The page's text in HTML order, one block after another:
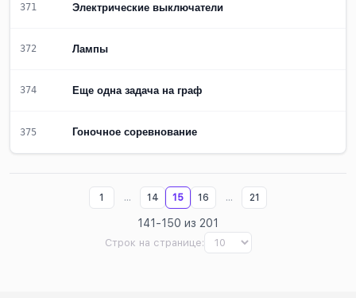
371 Электрические выключатели
372 Лампы
374 Еще одна задача на граф
375 Гоночное соревнование
Строк на странице:
1 ... 14 15 16 ... 21
141-150 из 201